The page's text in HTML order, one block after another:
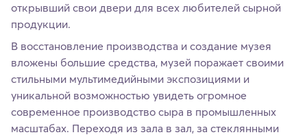
открывший свои двери для всех любителей сырной
продукции.
В восстановление производства и создание музея
вложены большие средства, музей поражает своими
стильными мультимедийными экспозициями и
уникальной возможностью увидеть огромное
современное производство сыра в промышленных
масштабах. Переходя из зала в зал, за стеклянными